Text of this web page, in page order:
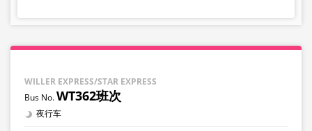
WILLER EXPRESS/STAR EXPRESS
WT362班次
夜行车